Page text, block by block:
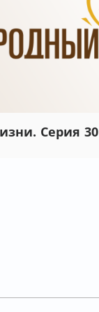
Серия 30